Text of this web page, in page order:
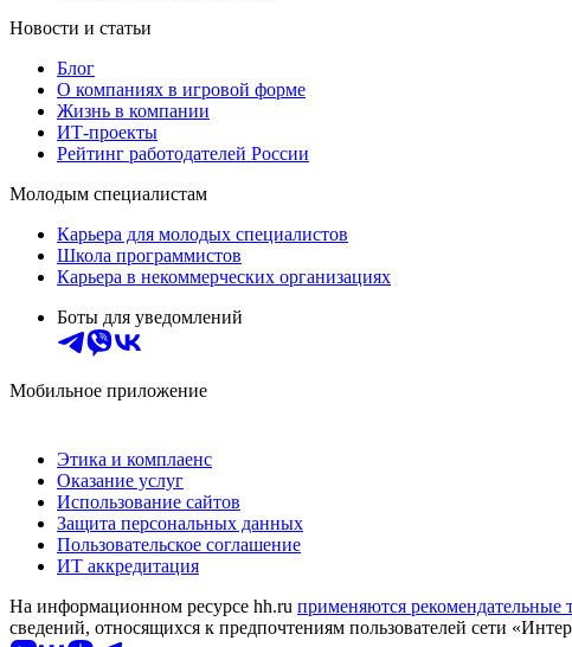
Новости и статьи
Блог
О компаниях в игровой форме
Жизнь в компании
ИТ-проекты
Рейтинг работодателей России
Молодым специалистам
Карьера для молодых специалистов
Школа программистов
Карьера в некоммерческих организациях
Боты для уведомлений
Мобильное приложение
Этика и комплаенс
Оказание услуг
Использование сайтов
Защита персональных данных
Пользовательское соглашение
ИТ аккредитация
На информационном ресурсе hh.ru применяются рекомендательные
сведений, относящихся к предпочтениям пользователей сети